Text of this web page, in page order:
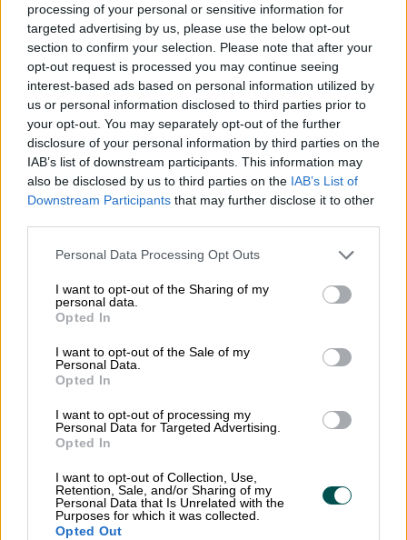
processing of your personal or sensitive information for
targeted advertising by us, please use the below opt-out
section to confirm your selection. Please note that after your
opt-out request is processed you may continue seeing
interest-based ads based on personal information utilized by
us or personal information disclosed to third parties prior to
your opt-out. You may separately opt-out of the further
disclosure of your personal information by third parties on the
IAB’s list of downstream participants. This information may
also be disclosed by us to third parties on the IAB’s List of
Downstream Participants that may further disclose it to other
Please note that this website/app uses one or more Google
not limited to your visit or usage behaviour. You may click to
grant or deny consent to Google and its third-party tags to
use your data for below specified purposes in below Google
consent section.
Personal Data Processing Opt Outs
I want to opt-out of the Sharing of my
personal data.
Opted In
I want to opt-out of the Sale of my
Personal Data.
Opted In
I want to opt-out of processing my
Personal Data for Targeted Advertising.
Opted In
I want to opt-out of Collection, Use,
Retention, Sale, and/or Sharing of my
Personal Data that Is Unrelated with the
Purposes for which it was collected.
Opted Out
fakturor på enklaste tänkbara sätt. Till exempel,
den som vill sälja sina fakturor blir kund till
Collector Bank online, direkt från sitt
affärssystem och kan sedan välja att sälja de
fakturor som önskas när de skapas. Fakturan
distribueras till mottagarna som e-fakturor, PDF
eller som brev, beroende på hur mottagaren vill
ta emot dem.